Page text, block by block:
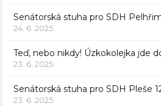
Senátorská stuha pro SDH
24. 6. 2025
Teď, nebo nikdy! Úzkokolejka jde
23. 6. 2025
Senátorská stuha pro SDH Pleše
23. 6. 2025